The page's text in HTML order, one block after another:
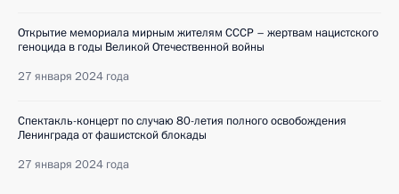
Открытие мемориала мирным жителям СССР – жертвам нацистского
геноцида в годы Великой Отечественной войны
27 января 2024 года
Спектакль-концерт по случаю 80-летия полного освобождения
Ленинграда от фашистской блокады
27 января 2024 года